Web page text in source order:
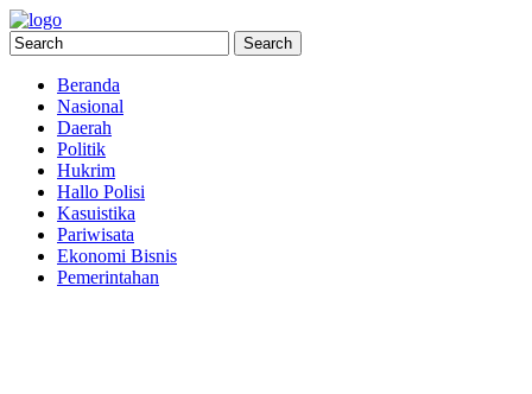
Beranda
Nasional
Daerah
Politik
Hukrim
Hallo Polisi
Kasuistika
Pariwisata
Ekonomi Bisnis
Pemerintahan